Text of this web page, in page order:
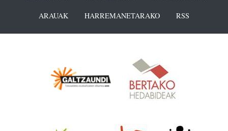
ARAUAK
HARREMANETARAKO RSS